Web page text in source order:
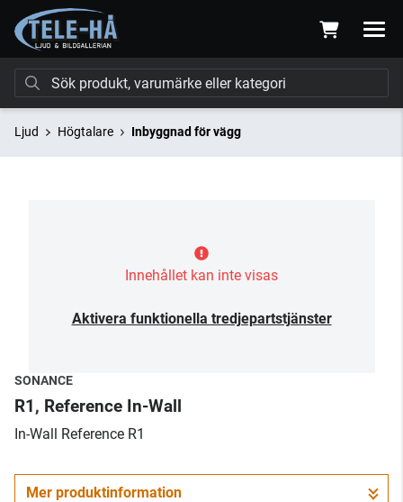
Ljud Högtalare Inbyggnad för vägg
Innehållet kan inte visas
Aktivera funktionella tredjepartstjänster
SONANCE
R1, Reference In-Wall
In-Wall Reference R1
Mer produktinformation